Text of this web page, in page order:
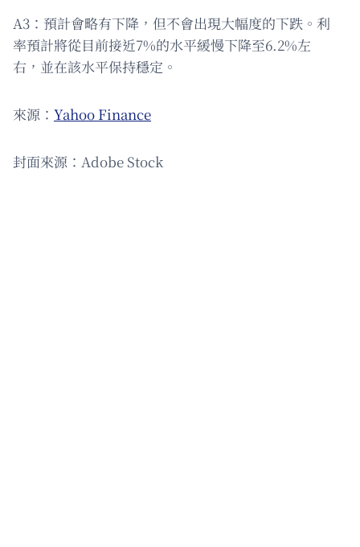
A3：預計會略有下降，但不會出現大幅度的下跌。利
率預計將從目前接近7%的水平緩慢下降至6.2%左
右，並在該水平保持穩定。
來源： Yahoo Finance
封面來源：Adobe Stock